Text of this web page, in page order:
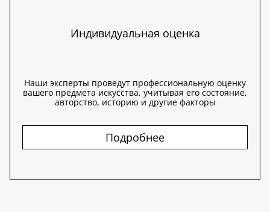
Индивидуальная оценка
Наши эксперты проведут профессиональную оценку
вашего предмета искусства, учитывая его состояние,
авторство, историю и другие факторы
Подробнее